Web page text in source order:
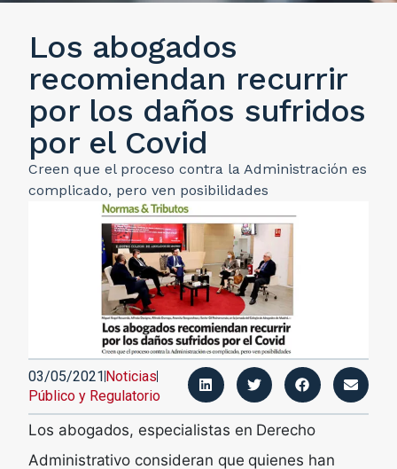
Los abogados
recomiendan recurrir
por los daños sufridos
por el Covid
Creen que el proceso contra la Administración es
complicado, pero ven posibilidades
03/05/2021 Noticias
Público y Regulatorio
Los abogados, especialistas en Derecho
Administrativo consideran que quienes han